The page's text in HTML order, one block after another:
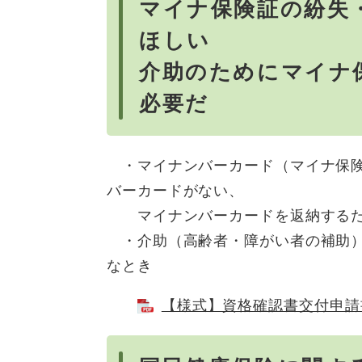
マイナ保険証の紛失
ほしい
介助のためにマイナ
必要だ
・マイナンバーカード（マイナ保
バーカードがない、
マイナンバーカードを返納する
・介助（高齢者・障がい者の補助
なとき
【様式】資格確認書交付申